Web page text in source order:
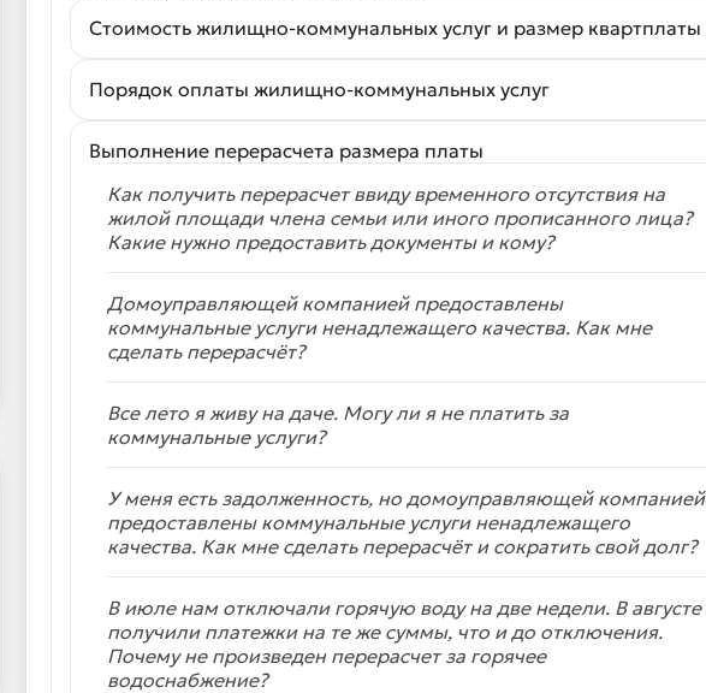
Стоимость жилищно-коммунальных услуг и размер квартплаты
Порядок оплаты жилищно-коммунальных услуг
Выполнение перерасчета размера платы
Как получить перерасчет ввиду временного отсутствия на
жилой площади члена семьи или иного прописанного лица?
Какие нужно предоставить документы и кому?
Домоуправляющей компанией предоставлены
коммунальные услуги ненадлежащего качества. Как мне
сделать перерасчёт?
Все лето я живу на даче. Могу ли я не платить за
коммунальные услуги?
У меня есть задолженность, но домоуправляющей компанией
предоставлены коммунальные услуги ненадлежащего
качества. Как мне сделать перерасчёт и сократить свой долг?
В июле нам отключали горячую воду на две недели. В августе
получили платежки на те же суммы, что и до отключения.
Почему не произведен перерасчет за горячее
водоснабжение?